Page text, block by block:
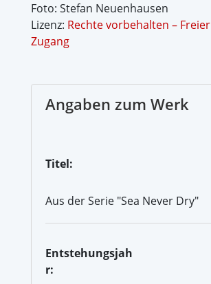
Foto: Stefan Neuenhausen
Lizenz: Rechte vorbehalten – Freier
Zugang
Angaben zum Werk
Titel:
Aus der Serie "Sea Never Dry"
Entstehungsjah
r: